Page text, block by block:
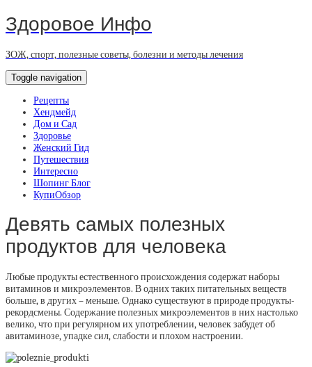
Здоровое Инфо
ЗОЖ, спорт, полезные советы, болезни и методы лечения
Toggle navigation
Рецепты
Хендмейд
Дом и Сад
Здоровье
Женский Гид
Путешествия
Интересно
Шопинг Блог
КупиОбзор
Девять самых полезных
продуктов для человека
Любые продукты естественного происхождения содержат наборы
витаминов и микроэлементов. В одних таких питательных веществ
больше, в других – меньше. Однако существуют в природе продукты-
рекордсмены. Содержание полезных микроэлементов в них настолько
велико, что при регулярном их употреблении, человек забудет об
авитаминозе, упадке сил, слабости и плохом настроении.